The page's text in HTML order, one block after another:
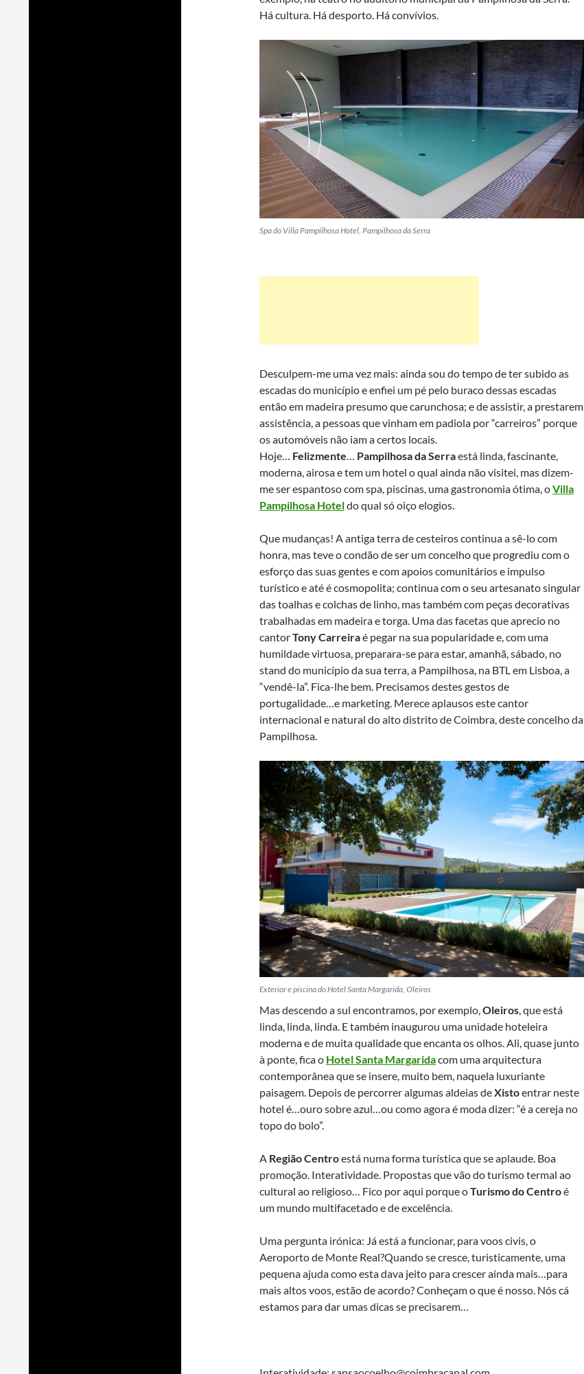
Há cultura. Há desporto. Há convívios.
Spa do Villa Pampilhosa Hotel, Pampilhosa da Serra
Desculpem-me uma vez mais: ainda sou do tempo de ter subido as
escadas do município e enfiei um pé pelo buraco dessas escadas
então em madeira presumo que carunchosa; e de assistir, a prestarem
assistência, a pessoas que vinham em padiola por “carreiros” porque
os automóveis não iam a certos locais.
Hoje… Felizmente Pampilhosa da Serraestá linda, fascinante,
moderna, airosa e tem um hotel o qual ainda não visitei, mas dizem-
me ser espantoso com spa, piscinas, uma gastronomia ótima, oVilla
Pampilhosa Hoteldo qual só oiço elogios.
Que mudanças! A antiga terra de cesteiros continua a sê-lo com
honra, mas teve o condão de ser um concelho que progrediu com o
esforço das suas gentes e com apoios comunitários e impulso
turístico e até é cosmopolita; continua com o seu artesanato singular
das toalhas e colchas de linho, mas também com peças decorativas
trabalhadas em madeira e torga. Uma das facetas que aprecio no
cantorTony Carreiraé pegar na sua popularidade e, com uma
humildade virtuosa, preparara-se para estar, amanhã, sábado, no
stand do município da sua terra, a Pampilhosa, na BTL em Lisboa, a
“vendê-la”. Fica-lhe bem. Precisamos destes gestos de
portugalidade…e marketing. Merece aplausos este cantor
internacional e natural do alto distrito de Coimbra, deste concelho da
Pampilhosa.
Exterior e piscina do Hotel Santa Margarida, Oleiros
Mas descendo a sul encontramos, por exemplo,Oleiros, que está
linda, linda, linda. E também inaugurou uma unidade hoteleira
moderna e de muita qualidade que encanta os olhos. Ali, quase junto
à ponte, fica o Hotel Santa Margaridacom uma arquitectura
contemporânea que se insere, muito bem, naquela luxuriante
paisagem. Depois de percorrer algumas aldeias deXistoentrar neste
hotel é…ouro sobre azul…ou como agora é moda dizer: “é a cereja no
topo do bolo”.
A Região Centroestá numa forma turística que se aplaude. Boa
promoção. Interatividade. Propostas que vão do turismo termal ao
cultural ao religioso… Fico por aqui porque oTurismo do Centroé
um mundo multifacetado e de excelência.
Uma pergunta irónica: Já está a funcionar, para voos civis, o
Aeroporto de Monte Real?Quando se cresce, turisticamente, uma
pequena ajuda como esta dava jeito para crescer ainda mais…para
mais altos voos, estão de acordo? Conheçam o que é nosso. Nós cá
estamos para dar umas dicas se precisarem…